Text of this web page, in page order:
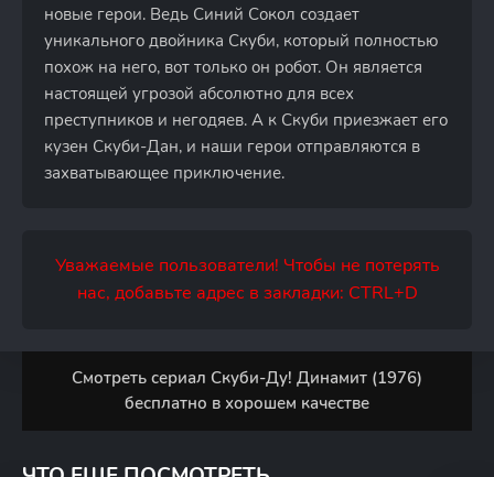
новые герои. Ведь Синий Сокол создает
уникального двойника Скуби, который полностью
похож на него, вот только он робот. Он является
настоящей угрозой абсолютно для всех
преступников и негодяев. А к Скуби приезжает его
кузен Скуби-Дан, и наши герои отправляются в
захватывающее приключение.
Уважаемые пользователи! Чтобы не потерять
нас, добавьте адрес в закладки: CTRL+D
Смотреть сериал Скуби-Ду! Динамит (1976)
бесплатно в хорошем качестве